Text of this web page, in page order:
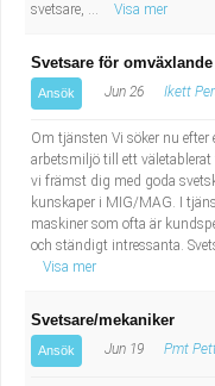
svetsare, ...
Visa mer
Svetsare för
Ansök Jun 26 Ikett
Om tjänsten Vi söker nu efter
arbetsmiljö till ett
vi främst dig med goda
kunskaper i MIG/MAG. I
maskiner som ofta är
och ständigt intressanta.
Visa mer
Svetsare/mekaniker
Ansök Jun 19 Pmt